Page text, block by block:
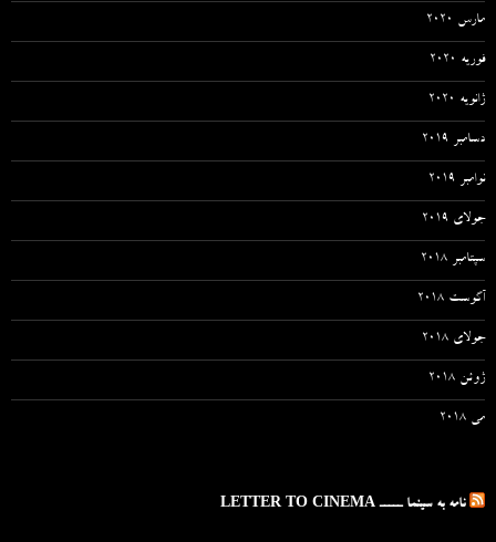
مارس 2020
فوریه 2020
ژانویه 2020
دسامبر 2019
نوامبر 2019
جولای 2019
سپتامبر 2018
آگوست 2018
جولای 2018
ژوئن 2018
می 2018
نامه به سینما ـــــ LETTER TO CINEMA